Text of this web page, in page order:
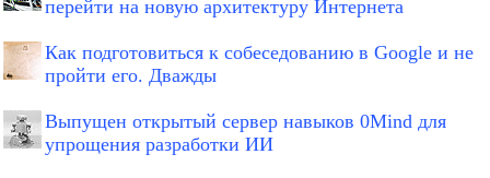
перейти на новую архитектуру Интернета
Как подготовиться к собеседованию в Google и не
пройти его. Дважды
Выпущен открытый сервер навыков 0Mind для
упрощения разработки ИИ